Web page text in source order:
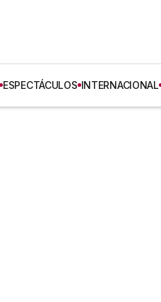
ESPECTÁCULOS INTERNACIONAL